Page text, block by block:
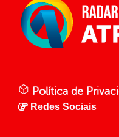
Política de
Redes Sociais